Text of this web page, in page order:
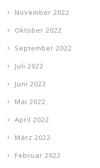
November 2022
Oktober 2022
September 2022
Juli 2022
Juni 2022
Mai 2022
April 2022
März 2022
Februar 2022